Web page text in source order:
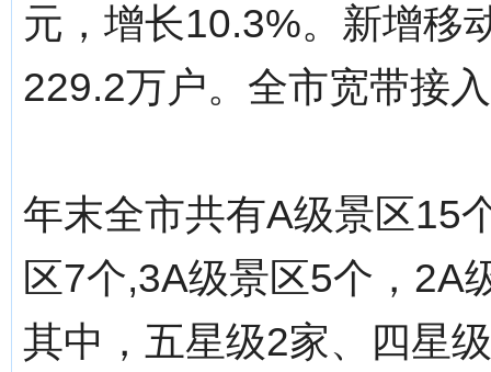
元，增长10.3%。新增移
229.2万户。全市宽带接
年末全市共有A级景区15
区7个,3A级景区5个，2A
其中，五星级2家、四星